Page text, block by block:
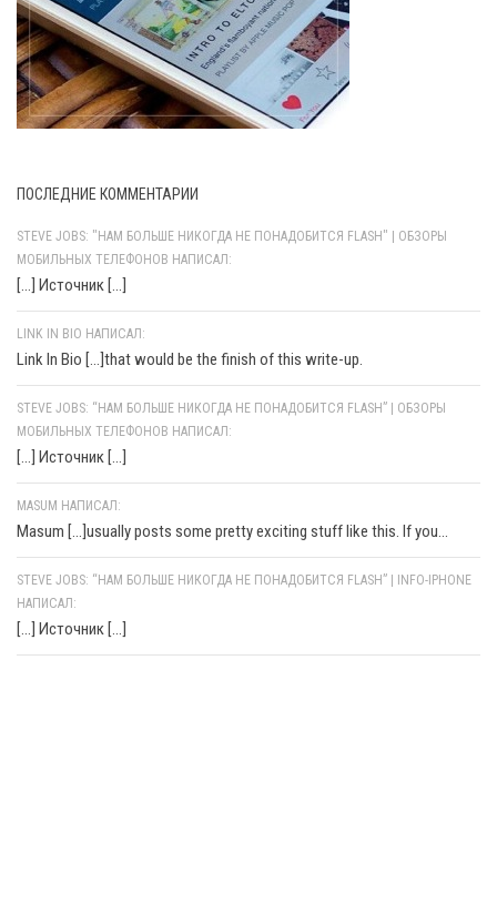
ПОСЛЕДНИЕ КОММЕНТАРИИ
STEVE JOBS: "НАМ БОЛЬШЕ НИКОГДА НЕ ПОНАДОБИТСЯ FLASH" | ОБЗОРЫ
МОБИЛЬНЫХ ТЕЛЕФОНОВ НАПИСАЛ:
[…] Источник […]
LINK IN BIO НАПИСАЛ:
Link In Bio [...]that would be the finish of this write-up.
STEVE JOBS: “НАМ БОЛЬШЕ НИКОГДА НЕ ПОНАДОБИТСЯ FLASH” | ОБЗОРЫ
МОБИЛЬНЫХ ТЕЛЕФОНОВ НАПИСАЛ:
[…] Источник […]
MASUM НАПИСАЛ:
Masum [...]usually posts some pretty exciting stuff like this. If you...
STEVE JOBS: “НАМ БОЛЬШЕ НИКОГДА НЕ ПОНАДОБИТСЯ FLASH” | INFO-IPHONE
НАПИСАЛ:
[…] Источник […]